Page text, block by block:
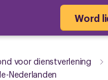
Word
voor dienstverlening
Nederlanden